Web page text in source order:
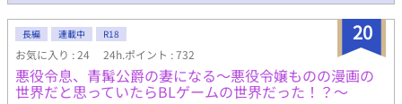
20
長編 連載中 R18
お気に入り : 24 24h.ポイント : 732
悪役令息、青髯公爵の妻になる～悪役令嬢ものの漫画の
世界だと思っていたらBLゲームの世界だった！？～